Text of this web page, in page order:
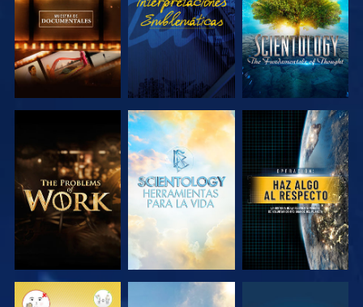
EXPLORA LAS
SERIES
EXPLORA LAS
SERIES
VE